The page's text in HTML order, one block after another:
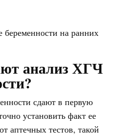
беременности на ранних
анализ ХГЧ
сдают в первую
установить факт ее
аптечных тестов, такой